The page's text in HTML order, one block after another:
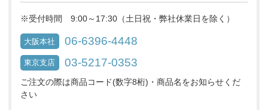
※受付時間 9:00～17:30（土日祝・弊社休業日を除く）
大阪本社 06-6396-4448
東京支店 03-5217-0353
ご注文の際は商品コード(数字8桁)・商品名をお知らせくだ
さい